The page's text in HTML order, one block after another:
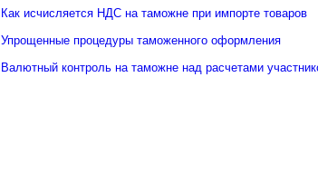
Как исчисляется НДС на таможне при импорте товаров
Упрощенные процедуры таможенного оформления
Валютный контроль на таможне над расчетами